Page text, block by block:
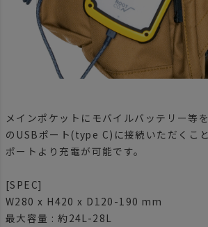
メインポケットにモバイルバッテリー等
のUSBポート(type C)に接続いただくこ
ポートより充電が可能です。
[SPEC]
W280 x H420 x D120-190 mm
最大容量 : 約24L-28L